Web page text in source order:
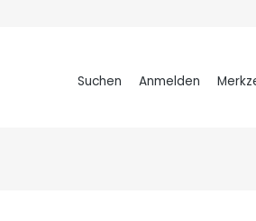
Suchen Anmelden